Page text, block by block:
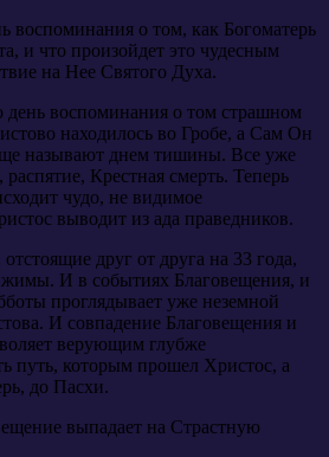
воспоминания о том, как Богоматерь
и что произойдет это чудесным
на Нее Святого Духа.
день воспоминания о том страшном
находилось во Гробе, а Сам Он
называют днем тишины. Все уже
распятие, Крестная смерть. Теперь
чудо, не видимое
выводит из ада праведников.
друг от друга на 33 года,
И в событиях Благовещения, и
проглядывает уже неземной
И совпадение Благовещения и
верующим глубже
путь, которым прошел Христос, а
до Пасхи.
выпадает на Страстную